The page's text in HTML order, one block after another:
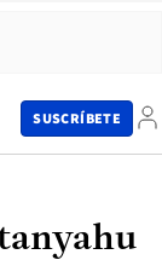
SUSCRÍBETE